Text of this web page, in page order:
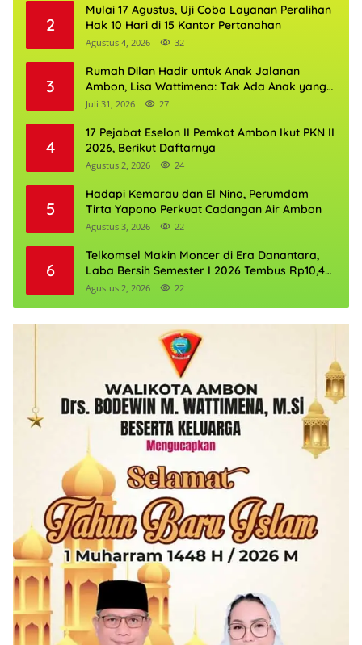
2
Mulai 17 Agustus, Uji Coba Layanan Peralihan
Hak 10 Hari di 15 Kantor Pertanahan
Agustus 4, 2026 32
3
Rumah Dilan Hadir untuk Anak Jalanan
Ambon, Lisa Wattimena: Tak Ada Anak yang
Boleh Kehilangan Masa Depannya
Juli 31, 2026 27
4
17 Pejabat Eselon II Pemkot Ambon Ikut PKN II
2026, Berikut Daftarnya
Agustus 2, 2026 24
5
Hadapi Kemarau dan El Nino, Perumdam
Tirta Yapono Perkuat Cadangan Air Ambon
Agustus 3, 2026 22
6
Telkomsel Makin Moncer di Era Danantara,
Laba Bersih Semester I 2026 Tembus Rp10,4
Triliun
Agustus 2, 2026 22